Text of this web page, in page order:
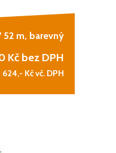
52 m, barevný
Kč bez DPH
624,- Kč vč. DPH